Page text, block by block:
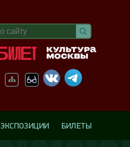
ЭКСПОЗИЦИИ БИЛЕТЫ